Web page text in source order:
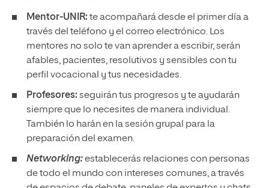
Mentor-UNIR: te acompañará desde el primer día a
través del teléfono y el correo electrónico. Los
mentores no solo te van aprender a escribir, serán
afables, pacientes, resolutivos y sensibles con tu
perfil vocacional y tus necesidades.
Profesores: seguirán tus progresos y te ayudarán
siempre que lo necesites de manera individual.
También lo harán en la sesión grupal para la
preparación del examen.
Networking:establecerás relaciones con personas
de todo el mundo con intereses comunes, a través